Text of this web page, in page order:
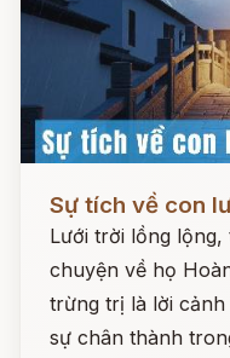
Sự tích về con
Lưới trời lồng
chuyện về họ
trừng trị là lời
sự chân thành